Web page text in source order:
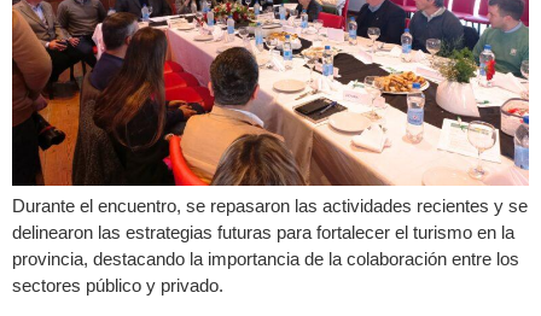
Durante el encuentro, se repasaron las actividades recientes y se
delinearon las estrategias futuras para fortalecer el turismo en la
provincia, destacando la importancia de la colaboración entre los
sectores público y privado.